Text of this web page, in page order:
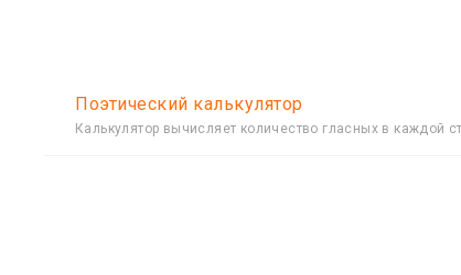
Поэтический калькулятор
Калькулятор вычисляет количество гласных в каждой